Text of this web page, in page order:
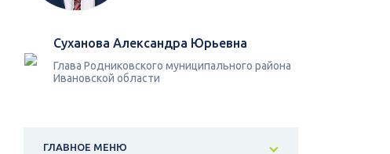
Суханова Александра Юрьевна
Глава Родниковского муниципального района
Ивановской области
ГЛАВНОЕ МЕНЮ